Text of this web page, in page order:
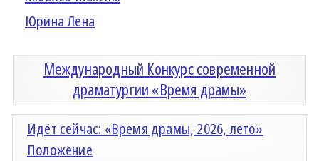
Юрина Лена
Международный Конкурс современной
драматургии «Время драмы»
Идёт сейчас: «Время драмы, 2026, лето»
Положение